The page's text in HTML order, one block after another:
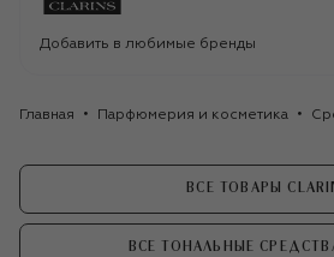
Добавить в любимые бренды
Главная Парфюмерия и косметика
ВСЕ ТОВАРЫ
ВСЕ ТОНАЛЬНЫЕ СРЕДСТВА